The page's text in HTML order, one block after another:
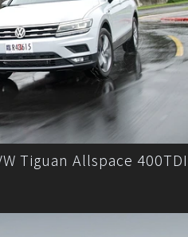
Tiguan Allspace 400TDI